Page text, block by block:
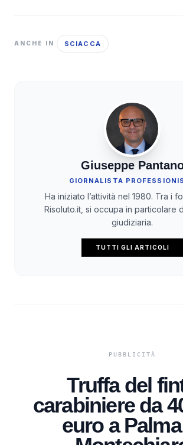
ANCHE IN SCIACCA
Giuseppe
GIORNALISTA
Ha iniziato l’attività nel 1980. Tra i
Risoluto.it, si occupa in particolare
giudiziaria.
TUTTI GLI ARTICOLI
Truffa del
carabiniere da
euro a